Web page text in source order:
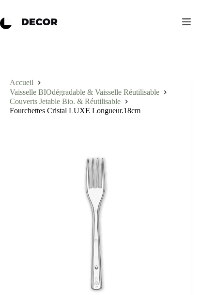
Accueil
Vaisselle BIOdégradable & Vaisselle Réutilisable
Couverts Jetable Bio. & Réutilisable
Fourchettes Cristal LUXE Longueur.18cm